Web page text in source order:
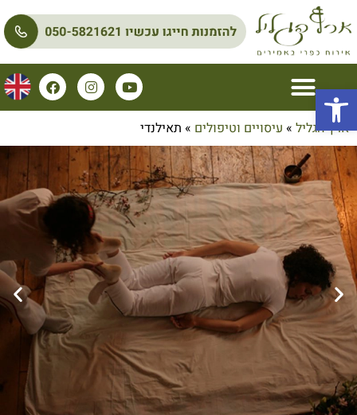
פתח סרגל נגישות
ארץ הגליל » עיסויים וטיפולים » תאילנדי